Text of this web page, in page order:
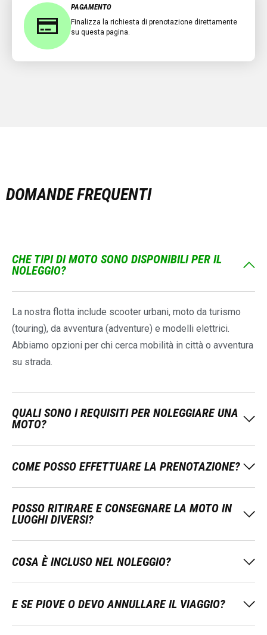
PAGAMENTO
Finalizza la richiesta di prenotazione direttamente
su questa pagina.
DOMANDE FREQUENTI
CHE TIPI DI MOTO SONO DISPONIBILI PER IL
NOLEGGIO?
La nostra flotta include scooter urbani, moto da turismo
(touring), da avventura (adventure) e modelli elettrici.
Abbiamo opzioni per chi cerca mobilità in città o avventura
su strada.
QUALI SONO I REQUISITI PER NOLEGGIARE UNA
MOTO?
COME POSSO EFFETTUARE LA PRENOTAZIONE?
POSSO RITIRARE E CONSEGNARE LA MOTO IN
LUOGHI DIVERSI?
COSA È INCLUSO NEL NOLEGGIO?
E SE PIOVE O DEVO ANNULLARE IL VIAGGIO?